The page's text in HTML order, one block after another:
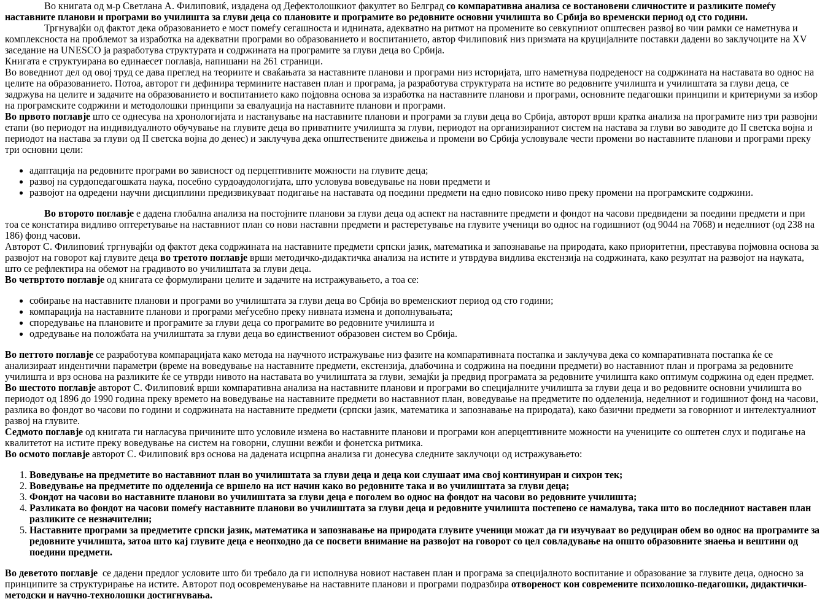
Во книгата од м-р Светлана А. Филиповиќ, издадена од Дефекто­лош­ки­от фа­кул­тет во Белград со компаративна анализа се востановени сли­ч­ностите и разли­ки­те помеѓу
наставните планови и програми во учили­ш­та за глуви деца со плановите и програмите во редовните основни учи­лишта во Србија во временски период од сто години.
Тргнувајќи од фактот дека образованието е мост помеѓу сегашноста и иднина­та, адекватно на ритмот на промените во севкупниот општесвен развој во чии рамки се наметнува и
комплексноста на проблемот за изра­бот­ка на адекватни програми во образованието и воспитанието, автор Филипо­виќ низ призмата на круцијалните постав­ки дадени во заклучоците на XV
заседание на UNESCO ја разработува структурата и содржината на програ­ми­те за глуви деца во Србија.
Книгата е структуирана во единаесет поглавја, напишани на 261 страници.
Во воведниот дел од овој труд се дава преглед на теориите и сваќањата за нас­тав­ните планови и програми низ историјата, што наметнува подреденост на содржи­ната на наставата во однос на
целите на образо­ванието. Потоа, авторот ги дефинира термините наставен план и програма, ја разработува структурата на истите во редов­ни­те училишта и училиштата за глуви деца, се
задржува на целите и задачите на обра­зованието и воспитанието како појдовна основа за изработка на наставните планови и програми, основните педагошки принципи и критериуми за избор
на програм­ските содржини и методолошки принципи за евалуација на нас­тав­ните план­о­ви и програми.
Во првото поглавје што се однесува на хронологијата и наста­нува­ње на нас­тав­ните планови и програми за глуви деца во Србија, авторот врши кратка анализа на програмите низ три развојни
етапи (во периодот на инди­видуалното обучување на глу­вите деца во приватните училишта за глуви, периодот на организираниот систем на настава за глуви во заводите до II светска војна и
периодот на настава за глуви од II светска војна до денес) и заклучува дека општествените движења и промени во Србија условувале чес­ти промени во наставните планови и програми преку
три основни цели:
адаптација на редовните програми во зависност од перцептивните мож­нос­ти на глувите деца;
развој на сурдопедагошката наука, посебно сурдоаудологијата, што ус­ло­вува вове­ду­вање на нови предмети и
развојот на одредени научни дисциплини предизвикуваат подигање на наставата од поедини предмети на едно повисоко ниво преку промени на програмските содр­жини.
Во второто поглавје е дадена глобална анализа на постојните пла­но­ви за глуви деца од аспект на наставните предмети и фондот на часови предвидени за поедини предмети и при
тоа се констатира видливо оптере­тување на наставниот план со нови наставни предмети и растеретување на глувите ученици во однос на годишниот (од 9044 на 7068) и неделниот (од 238 на
186) фонд часови.
Авторот С. Филиповиќ тргнувајќи од фактот дека содржината на нас­тавните предмети српски јазик, математика и запознавање на природа­та, како приоритетни, преставува појмовна основа за
развојот на говорот кај глувите деца во третото поглавје врши методичко-дидактичка анализа на истите и утврдува видлива екстен­зија на содржината, како резултат на развојот на науката,
што се рефлектира на обемот на градивото во учи­лиш­тата за глуви деца.
Во четвртото поглавје од книгата се формулирани целите и зада­чи­те на ис­тра­жу­вањето, а тоа се:
собирање на наставните планови и програми во училиштата за глуви деца во Србија во временскиот период од сто години;
компарација на наставните планови и програми меѓусебно преку нив­ната измена и дополнувањата;
споредување на плановите и програмите за глуви деца со програмите во редовните училишта и
одредување на положбата на училиштата за глуви деца во един­стве­ниот обра­зовен систем во Србија.
Во петтото поглавје се разработува компарацијата како метода на научното истражување низ фазите на компаративната постапка и заклу­чува дека со компара­тивната постапка ќе се
анализираат индентични параметри (време на воведување на наставните предмети, екстензија, дла­бочина и содржина на поедини предмети) во наставниот план и програма за редов­ните
училишта и врз основа на разликите ќе се утврди нивото на наставата во училиштата за глуви, земајќи ја предвид програмата за редов­ните учи­лишта како оптимум содржина од еден предмет.
Во шестото поглавје авторот С. Филиповиќ врши компаративна ана­­­ли­за на нас­тав­ните планови и програми во специјалните училишта за глуви деца и во редовните основни училишта во
периодот од 1896 до 1990 година преку времето на воведување на наставните предмети во нас­тав­ниот план, воведување на предметите по одделе­нија, неделниот и годиш­ниот фонд на часови,
разлика во фондот во часови по години и содржината на настав­ните предмети (српски јазик, математика и запознавање на при­родата), како базични предмети за говорниот и интелектуалниот
развој на глувите.
Седмото поглавје од книгата ги нагласува причините што условиле измена во наставните планови и програми кон аперцептивните можности на учениците со оште­тен слух и подигање на
квалитетот на истите преку воведување на систем на говорни, слушни вежби и фонетска ритмика.
Во осмото поглавје авторот С. Филиповиќ врз основа на дадената исцрпна ана­лиза ги донесува следните заклучоци од истражувањето:
Воведување на предметите во наставниот план во училиштата за глу­ви деца и деца кои слушаат има свој континуиран и сихрон тек;
Воведување на предметите по одделенија се вршело на ист начин како во редовните така и во училиштата за глуви деца;
Фондот на часови во наставните планови во училиштата за глуви деца е поголем во однос на фондот на часови во редовните учи­лиш­та;
Разликата во фондот на часови помеѓу наставните планови во учи­лиш­тата за глуви деца и редовните училишта постепено се намалу­ва, така што во последниот наставен план
разликите се незначи­телни;
Наставните програми за предметите српски јазик, математика и запознавање на природата глувите ученици можат да ги изучуваат во редуциран обем во однос на програмите за
редовните училишта, затоа што кај глувите деца е неопходно да се посвети внимание на развојот на говорот со цел совладување на општо образовните знаења и вештини од
поедини предмети.
Во деветото поглавје се дадени предлог условите што би требало да ги исполнува новиот наставен план и програма за специјалното воспи­тание и образование за глувите деца, односно за
принципите за структури­рање на истите. Авторот под осовременување на наставните планови и програми подразбира отвореност кон современите психолошко-педа­гош­ки, дидактички-
методски и научно-технолошки достигнувања.